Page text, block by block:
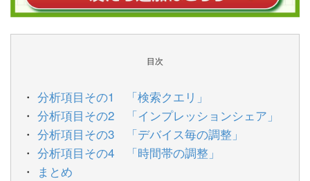
目次
分析項目その1 「検索クエリ」
分析項目その2 「インプレッションシェア」
分析項目その3 「デバイス毎の調整」
分析項目その4 「時間帯の調整」
まとめ